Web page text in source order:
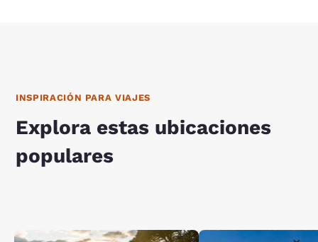
INSPIRACIÓN PARA VIAJES
Explora estas ubicaciones
populares